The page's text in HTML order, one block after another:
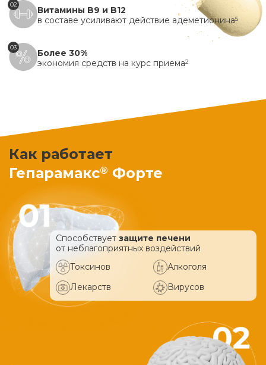
02
Витамины B9 и B12
в составе усиливают действие адеметионина5
03
Более 30%
экономия средств на курс приема2
Как работает
Гепарамакс® Форте
Способствует защите печени
от неблагоприятных воздействий
Токсинов
Алкоголя
Лекарств
Вирусов